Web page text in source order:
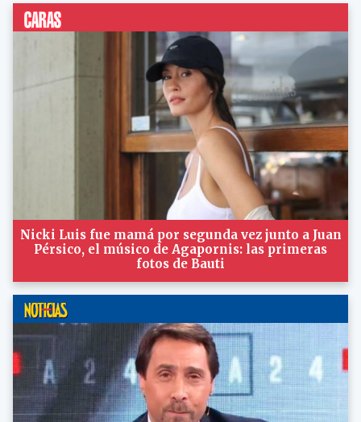
Nicki Luis fue mamá por segunda vez junto a Juan
Pérsico, el músico de Agapornis: las primeras
fotos de Bauti